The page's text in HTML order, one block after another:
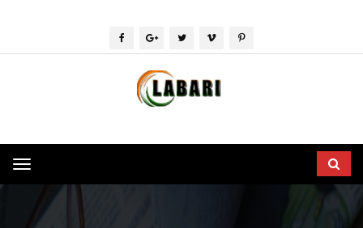
Toggle
navigation